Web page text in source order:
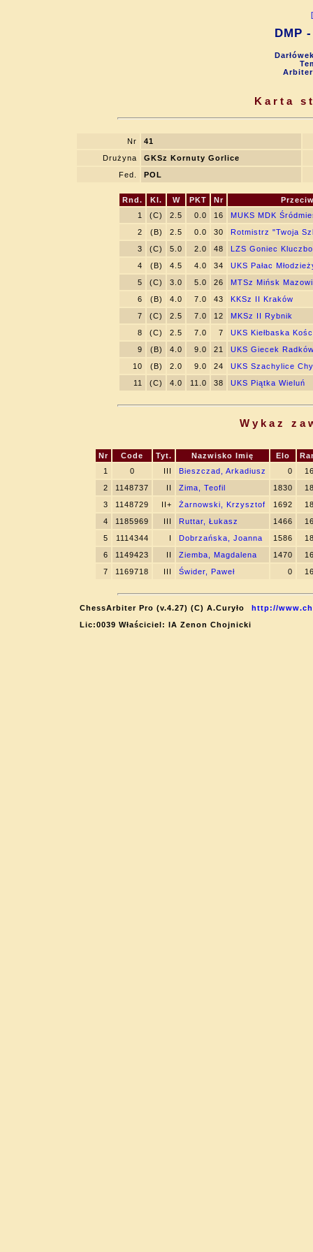
DMP
Karta
Nr
41
Drużyna
GKSz Kornuty Gorlice
Fed.
POL
Rnd. Kl. W PKT Nr
1
(C) 2.5 0.0 16
MUKS MDK
2
(B) 2.5 0.0 30
Rotmistrz "Twoja
3
(C) 5.0 2.0 48
LZS Goniec
4
(B) 4.5 4.0 34
UKS Pałac
5
(C) 3.0 5.0 26
MTSz Mińsk
6
(B) 4.0 7.0 43
KKSz II Kraków
7
(C) 2.5 7.0 12
MKSz II Rybnik
8
(C) 2.5 7.0 7
UKS Kiełbaska
9
(B) 4.0 9.0 21
UKS Giecek
10
(B) 2.0 9.0 24
UKS Szachylice
11
(C) 4.0 11.0 38 UKS Piątka Wieluń
Wykaz
Nr Code Tyt. Nazwisko Imię Elo
1
0 III Bieszczad, Arkadiusz 0
2
1148737 II Zima, Teofil 1830
3
1148729 II+ Żarnowski, Krzysztof 1692
4
1185969 III Ruttar, Łukasz 1466
5
1114344 I Dobrzańska, Joanna 1586
6
1149423 II Ziemba, Magdalena 1470
7
1169718 III Świder, Paweł 0
ChessArbiter Pro (v.4.27) (C) A.Curyło
http://
Lic:0039 Właściciel: IA Zenon Chojnicki